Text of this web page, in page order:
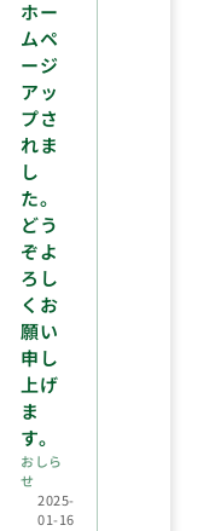
ホー
ムペ
ージ
アッ
プさ
れま
し
た。
どう
ぞよ
ろし
くお
願い
申し
上げ
ま
す。
おしら
せ
2025-
01-16